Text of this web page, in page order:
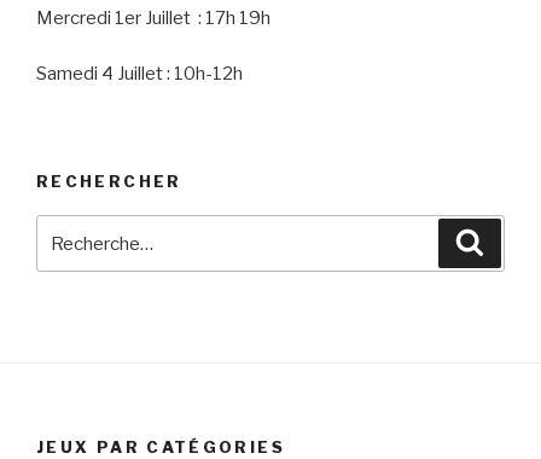
Mercredi 1er Juillet : 17h 19h
Samedi 4 Juillet : 10h-12h
RECHERCHER
JEUX PAR CATÉGORIES